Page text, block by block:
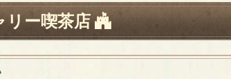
リー喫茶店